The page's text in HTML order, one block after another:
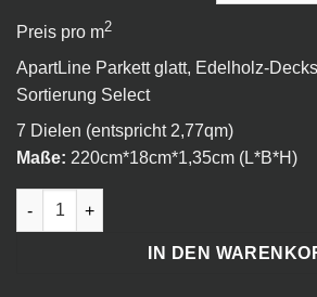
Preis pro m2
ApartLine Parkett glatt, Edelholz-
Sortierung Select
7 Dielen (entspricht 2,77qm)
Maße: 220cm*18cm*1,35cm (L*B*H)
ApartLine - Schiffsboden select - 119
IN DEN